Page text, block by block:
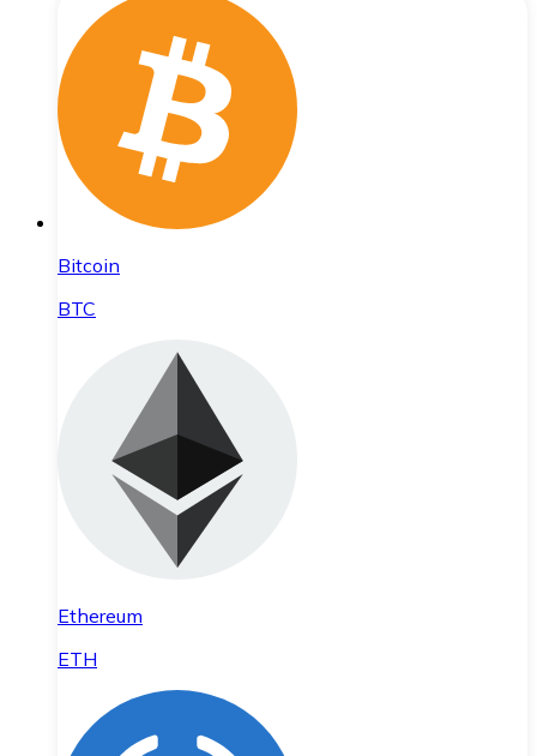
Bitcoin
BTC
Ethereum
ETH